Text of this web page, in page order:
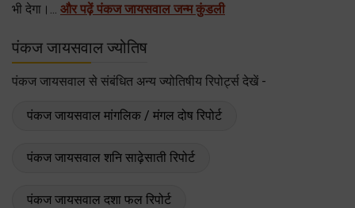
भी देगा।... और पढ़ें पंकज जायसवाल जन्म कुंडली
पंकज जायसवाल ज्योतिष
पंकज जायसवाल से संबंधित अन्य ज्योतिषीय रिपोर्ट्स देखें -
पंकज जायसवाल मांगलिक / मंगल दोष रिपोर्ट
पंकज जायसवाल शनि साढ़ेसाती रिपोर्ट
पंकज जायसवाल दशा फल रिपोर्ट